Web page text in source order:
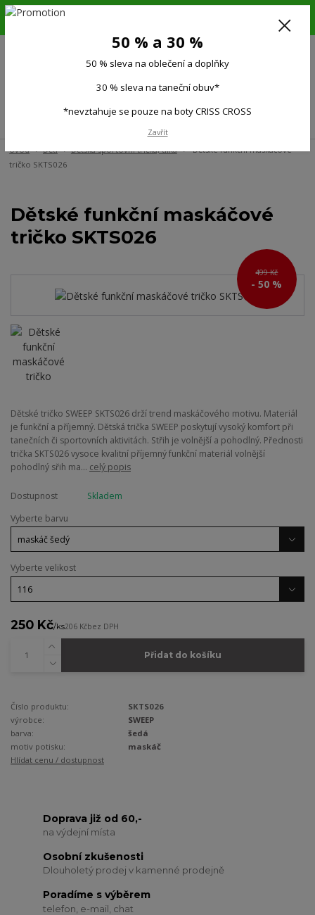
6.-16.8.26. DOVOLENÁ !!! 50 % SLEVA na všechno oblečení a doplňky !!!
(Po-Pá 9:00-15.00)
Úvod Děti Dětská sportovní trička, tílka
Dětské funkční maskáčové
tričko SKTS026
Dětské funkční maskáčové
tričko SKTS026
499 Kč
- 50 %
Dětské tričko SWEEP SKTS026 drží trend maskáčového motivu. Materiál
je funkční a příjemný. Dětská trička SWEEP poskytují vysoký komfort při
tanečních či sportovních aktivitách. Střih je volnější a pohodlný. Přednosti
trička SKTS026 vysoce kvalitní příjemný funkční materiál volnější
pohodlný sřih ma... celý popis
Dostupnost
Skladem
Vyberte barvu
Vyberte velikost
250 Kč/ks206 Kčbez DPH
Přidat do košíku
Číslo produktu:
SKTS026
výrobce:
SWEEP
barva:
šedá
motiv potisku:
maskáč
Hlídat cenu / dostupnost
Doprava již od 60,-
na výdejní místa
Osobní zkušenosti
Dlouholetý prodej v kamenné prodejně
Poradíme s výběrem
telefon, e-mail, chat
50 % a 30 %
50 % sleva na oblečení a doplňky
30 % sleva na taneční obuv*
*nevztahuje se pouze na boty CRISS CROSS
Zavřít